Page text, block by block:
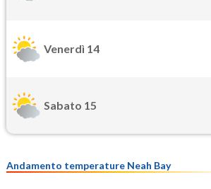
Venerdì 14
Sabato 15
Andamento temperature Neah Bay